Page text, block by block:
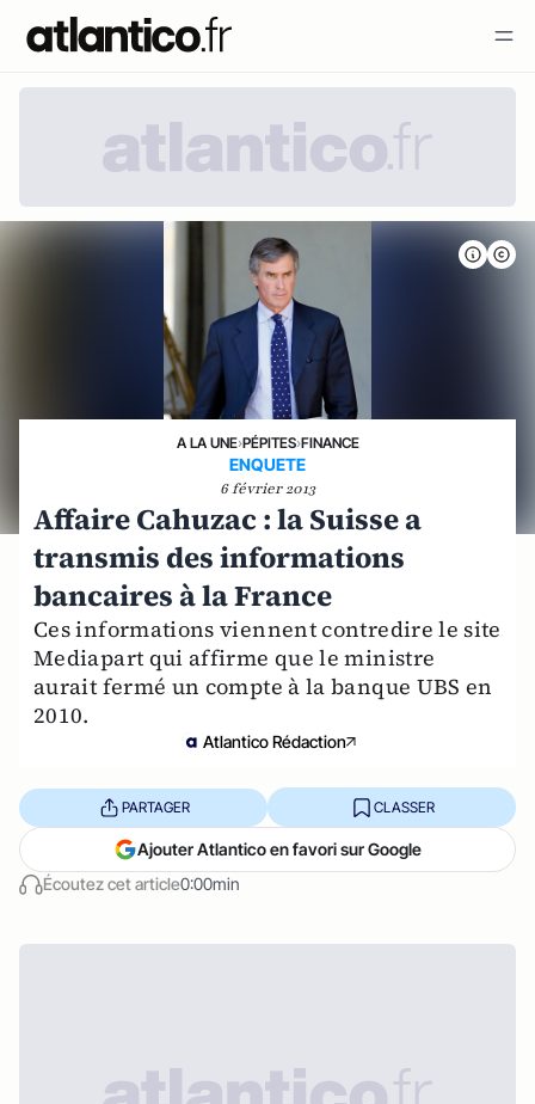
A LA UNE›PÉPITES›FINANCE
ENQUETE
6 février 2013
Affaire Cahuzac : la Suisse a
transmis des informations
bancaires à la France
Ces informations viennent contredire le site
Mediapart qui affirme que le ministre
aurait fermé un compte à la banque UBS en
2010.
Atlantico Rédaction
Écoutez cet article0:00min
PARTAGER CLASSER
Ajouter Atlantico en favori sur Google